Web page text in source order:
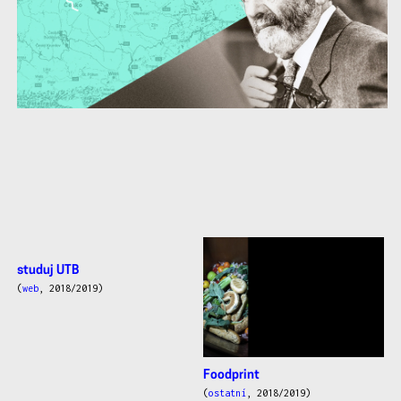
další
práce
studuj UTB
(web, 2018/2019)
Foodprint
(ostatní , 2018/2019)